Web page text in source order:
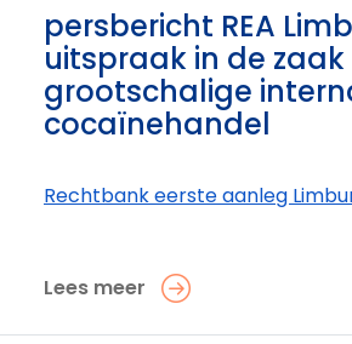
persbericht REA
uitspraak in de
grootschalige
cocaïnehandel
Rechtbank eerste aanleg
Lees meer